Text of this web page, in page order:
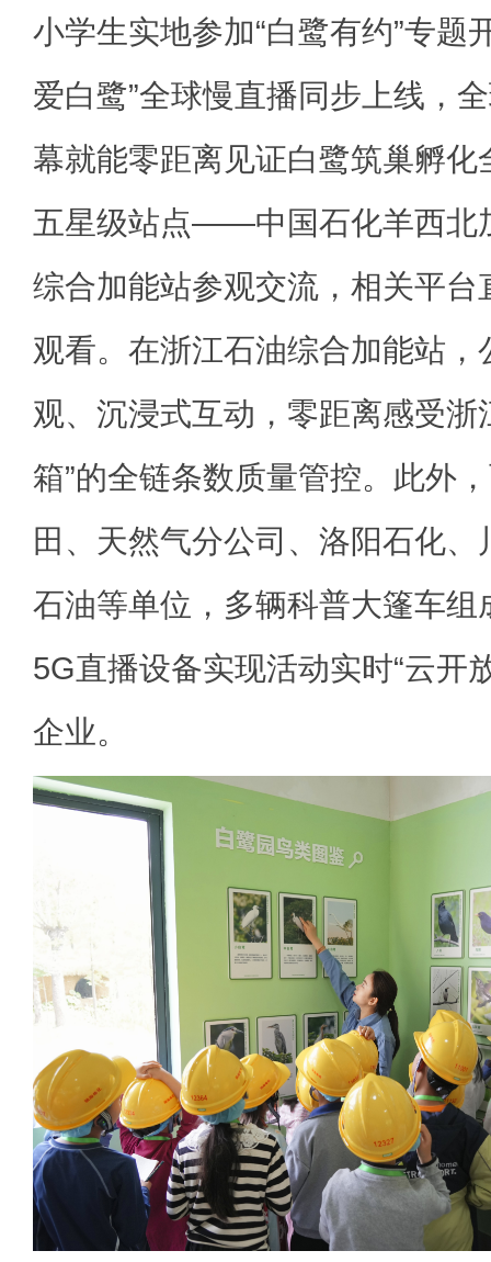
小学生实地参加“白鹭有约”专题
爱白鹭”全球慢直播同步上线，
幕就能零距离见证白鹭筑巢孵
五星级站点——中国石化羊西北
综合加能站参观交流，相关平台
观看。在浙江石油综合加能站，
观、沉浸式互动，零距离感受浙
箱”的全链条数质量管控。此外
田、天然气分公司、洛阳石化
石油等单位，多辆科普大篷车组
5G直播设备实现活动实时“云开
企业。